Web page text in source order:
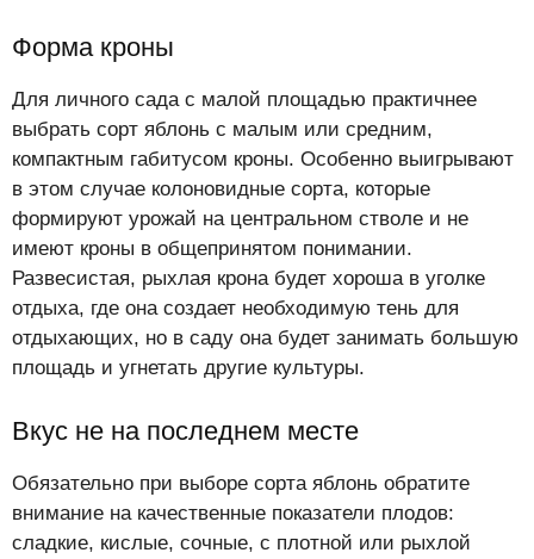
Форма кроны
Для личного сада с малой площадью практичнее
выбрать сорт яблонь с малым или средним,
компактным габитусом кроны. Особенно выигрывают
в этом случае колоновидные сорта, которые
формируют урожай на центральном стволе и не
имеют кроны в общепринятом понимании.
Развесистая, рыхлая крона будет хороша в уголке
отдыха, где она создает необходимую тень для
отдыхающих, но в саду она будет занимать большую
площадь и угнетать другие культуры.
Вкус не на последнем месте
Обязательно при выборе сорта яблонь обратите
внимание на качественные показатели плодов:
сладкие, кислые, сочные, с плотной или рыхлой